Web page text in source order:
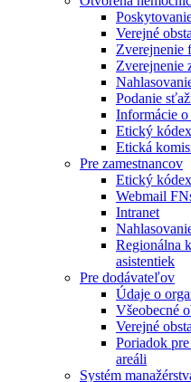
Verejné
Zverejnenie
Zverejnenie
Podanie
Informácie o
Etický
Etická
Pre zamestnancov
Etický
Webmail
Intranet
Regionálna
asistentiek
Pre dodávateľov
Údaje o
Všeobecné
Verejné
Poriadok
areáli
Systém